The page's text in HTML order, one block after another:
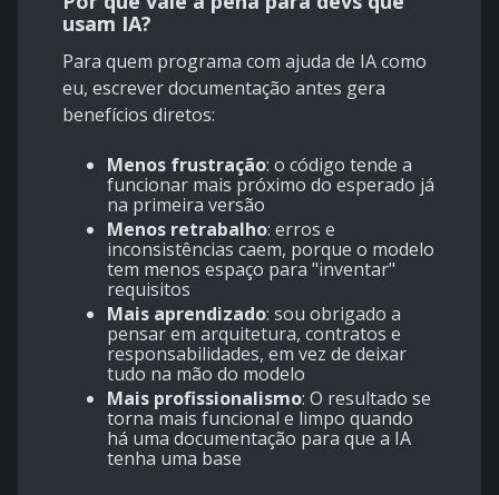
usam IA?
Para quem programa com ajuda de IA como
eu, escrever documentação antes gera
benefícios diretos:
Menos frustração: o código tende a
funcionar mais próximo do esperado já
na primeira versão​
Menos retrabalho: erros e
inconsistências caem, porque o modelo
tem menos espaço para "inventar"
requisitos​
Mais aprendizado: sou obrigado a
pensar em arquitetura, contratos e
responsabilidades, em vez de deixar
tudo na mão do modelo​
Mais profissionalismo: O resultado se
torna mais funcional e limpo quando
há uma documentação para que a IA
tenha uma base